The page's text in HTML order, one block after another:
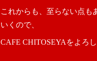
これからも、至らない点も
いくので、
CAFE CHITOSEYAをよろ